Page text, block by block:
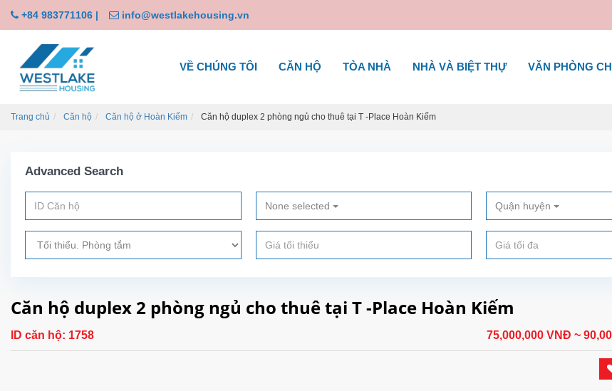
+84 983771106 | info@westlakehousing.vn
VỀ CHÚNG TÔI CĂN HỘ TÒA NHÀ NHÀ VÀ BIỆT THỰ VĂN PHÒNG
Trang chủ Căn hộ Căn hộ ở Hoàn Kiếm Căn hộ duplex 2 phòng ngủ cho thuê tại T -Place Hoàn Kiếm
Advanced Search
None selected Quận huyện
Căn hộ duplex 2 phòng ngủ cho thuê tại T -Place Hoàn Kiếm
ID căn hộ: 1758 75,000,000 VNĐ ~